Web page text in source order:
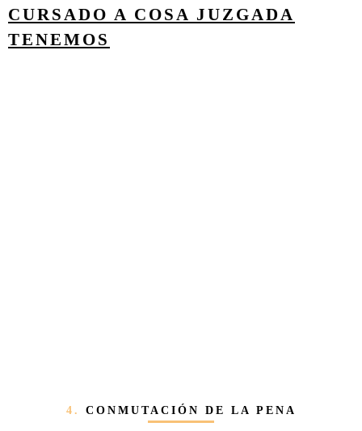
CURSADO A COSA JUZGADA
TENEMOS
4. CONMUTACIÓN DE LA PENA